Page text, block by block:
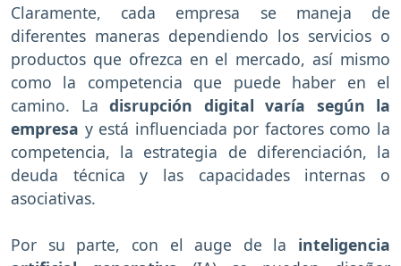
Claramente, cada empresa se maneja de
diferentes maneras dependiendo los servicios o
productos que ofrezca en el mercado, así mismo
como la competencia que puede haber en el
camino. La disrupción digital varía según la
empresa y está influenciada por factores como la
competencia, la estrategia de diferenciación, la
deuda técnica y las capacidades internas o
asociativas.
Por su parte, con el auge de la inteligencia